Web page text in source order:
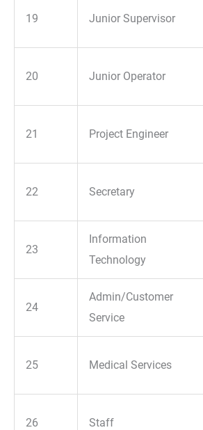
19 Junior Supervisor
20 Junior Operator
21 Project Engineer
22 Secretary
23
Information
Technology
24
Admin/Customer
Service
25 Medical Services
26 Staff